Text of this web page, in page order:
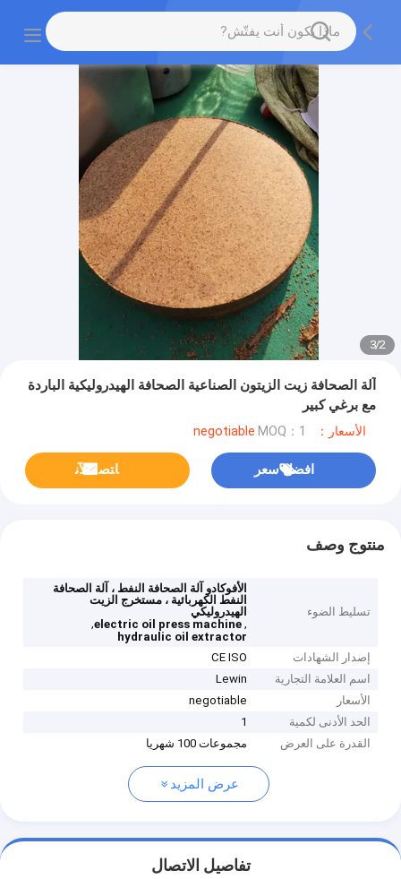
2
/
3
آلة الصحافة زيت الزيتون الصناعية الصحافة الهيدروليكية الباردة
مع برغي كبير
الأسعار：negotiable MOQ：1
افضل سعر ﺎﺘﺼﻟ ﺍﻶﻧ
منتوج وصف
تسليط الضوء
الأفوكادو آلة الصحافة النفط ، آلة الصحافة
النفط الكهربائية ، مستخرج الزيت
الهيدروليكي
,
electric oil press machine
,
hydraulic oil extractor
إصدار الشهادات
CE ISO
اسم العلامة التجارية
Lewin
الأسعار
negotiable
الحد الأدنى لكمية
1
القدرة على العرض
مجموعات 100 شهريا
عرض المزيد
تفاصيل الاتصال